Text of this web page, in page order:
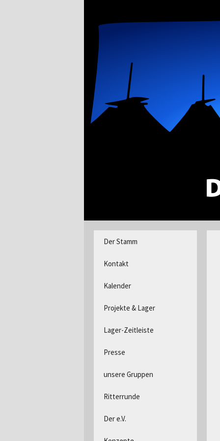
DPSG Stamm
springen
Der Stamm
Kontakt
Kalender
Projekte & Lager
Lager-Zeitleiste
Presse
unsere Gruppen
Ritterrunde
Der e.V.